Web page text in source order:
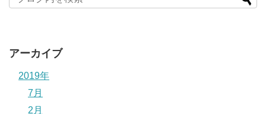
アーカイブ
2019年
7月
2月